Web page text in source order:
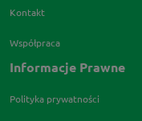
Kontakt
Współpraca
Informacje Prawne
Polityka prywatności